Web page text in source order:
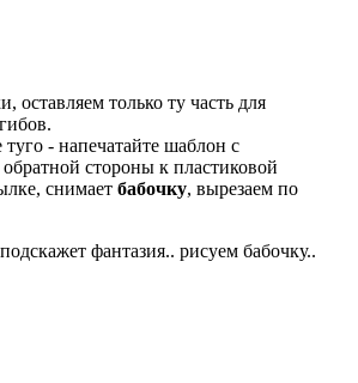
только ту часть для
- напечатайте шаблон с
стороны к пластиковой
снимает бабочку, вырезаем по
фантазия.. рисуем бабочку..